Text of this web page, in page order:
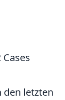
den letzten